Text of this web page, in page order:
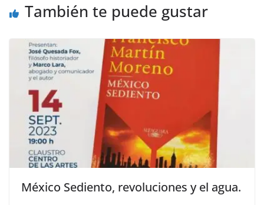
También te puede gustar
México Sediento, revoluciones y el agua.